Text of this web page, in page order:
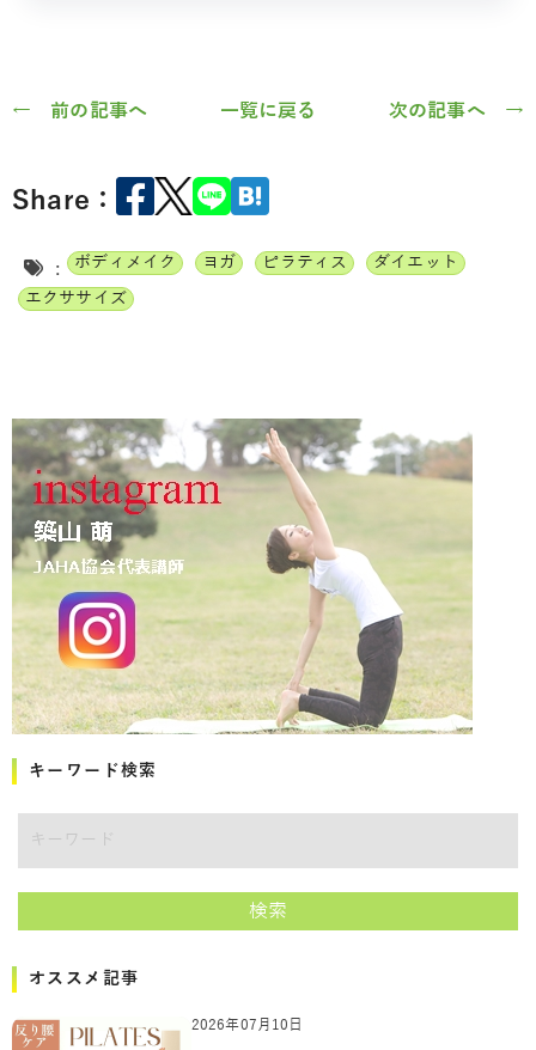
← 前の記事へ 一覧に戻る 次の記事へ →
Share：
: ボディメイク ヨガ ピラティス
ダイエット
エクササイズ
キーワード検索
検索
オススメ記事
2026年07月10日